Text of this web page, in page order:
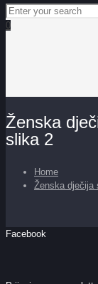
0
Ženska
slika 2
Home
Ženska dječija
Facebook